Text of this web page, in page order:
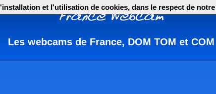
Les webcams de France, DOM TOM et COM
et l'utilisation de cookies, dans le respect de